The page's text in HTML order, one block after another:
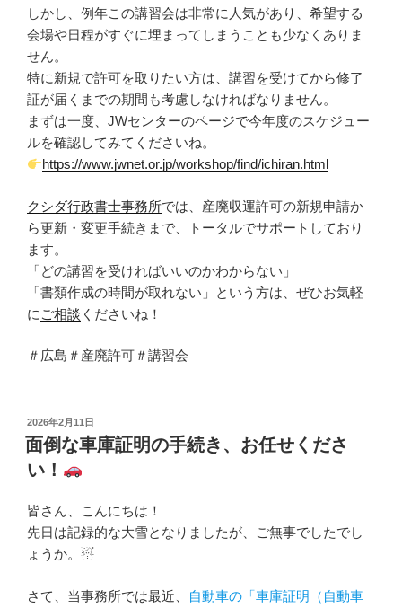
しかし、例年この講習会は非常に人気があり、希望する
会場や日程がすぐに埋まってしまうことも少なくありま
せん。
特に新規で許可を取りたい方は、講習を受けてから修了
証が届くまでの期間も考慮しなければなりません。
まずは一度、JWセンターのページで今年度のスケジュー
ルを確認してみてくださいね。
https://www.jwnet.or.jp/workshop/find/ichiran.html
クシダ行政書士事務所では、産廃収運許可の新規申請か
ら更新・変更手続きまで、トータルでサポートしており
ます。
「どの講習を受ければいいのかわからない」
「書類作成の時間が取れない」という方は、ぜひお気軽
に ご相談 くださいね！
＃広島＃産廃許可＃講習会
投
稿
日:
2026年2月11日
面倒な車庫証明の手続き、お任せくださ
い！
皆さん、こんにちは！
先日は記録的な大雪となりましたが、ご無事でしたでし
ょうか。☃
さて、当事務所では最近、
自動車の「車庫証明（自動車